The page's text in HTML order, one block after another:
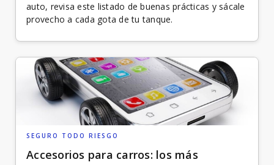
auto, revisa este listado de buenas prácticas y sácale
provecho a cada gota de tu tanque.
SEGURO TODO RIESGO
Accesorios para carros: los más